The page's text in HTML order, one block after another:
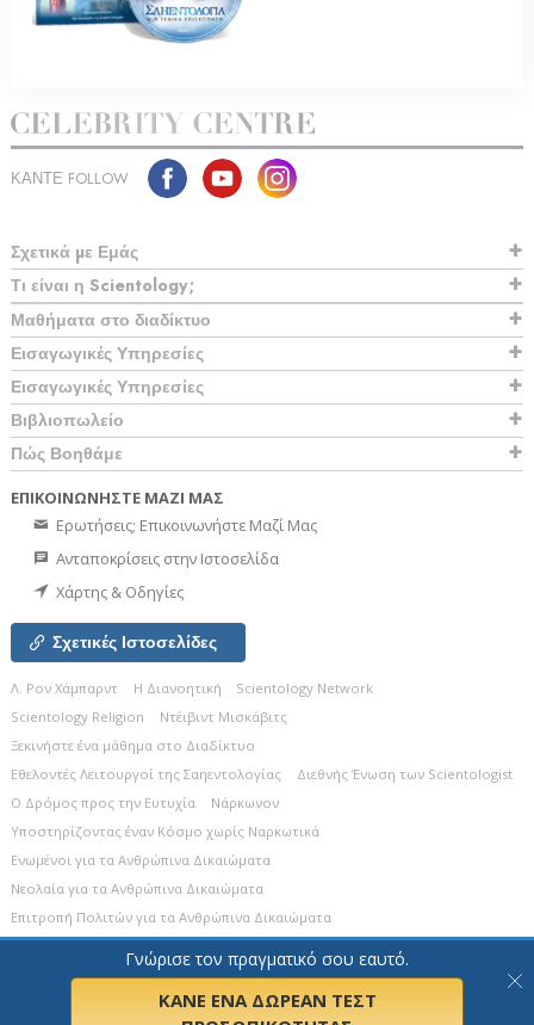
Γνώρισε τον πραγματικό σου εαυτό.
ΚΑΝΕ ΕΝΑ ΔΩΡΕΑΝ ΤΕΣΤ
ΚΑΝΤΕ FOLLOW
Σχετικά µε Εμάς
Τι είναι η Scientology;
Μαθήματα στο διαδίκτυο
Εισαγωγικές Υπηρεσίες
Εισαγωγικές Υπηρεσίες
Βιβλιοπωλείο
Πώς Βοηθάμε
ΕΠΙΚΟΙΝΩΝΗΣΤΕ ΜΑΖΙ ΜΑΣ
Ερωτήσεις; Επικοινωνήστε Μαζί Μας
Ανταποκρίσεις στην Ιστοσελίδα
Χάρτης & Οδηγίες
Σχετικές Ιστοσελίδες
Λ. Ρον Χάμπαρντ Η Διανοητική
Scientology Network
Scientology Religion
Ντέιβιντ Μισκάβιτς
Ξεκινήστε ένα μάθημα στο Διαδίκτυο
Εθελοντές Λειτουργοί της Σαηεντολογίας
Διεθνής Ένωση των Scientologist
Ο Δρόμος προς την Ευτυχία
Νάρκωνον
Υποστηρίζοντας έναν Κόσμο χωρίς Ναρκωτικά
Ενωµένοι για τα Ανθρώπινα Δικαιώµατα
Νεολαία για τα Ανθρώπινα Δικαιώματα
Επιτροπή Πολιτών για τα Ανθρώπινα Δικαιώματα
Church of Scientology Celebrity Centre International.Όλα τα
Δικαιώματα Κατοχυρωμένα.Σημείωση Απορρήτου•Πολιτική για τα Cookies
Σημείωση σχετική με Νομικά Θέματα